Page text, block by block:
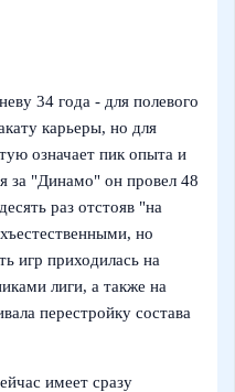
34 года - для полевого
карьеры, но для
означает пик опыта и
за "Динамо" он провел 48
раз отстояв "на
но
игр приходилась на
лиги, а также на
перестройку состава
имеет сразу